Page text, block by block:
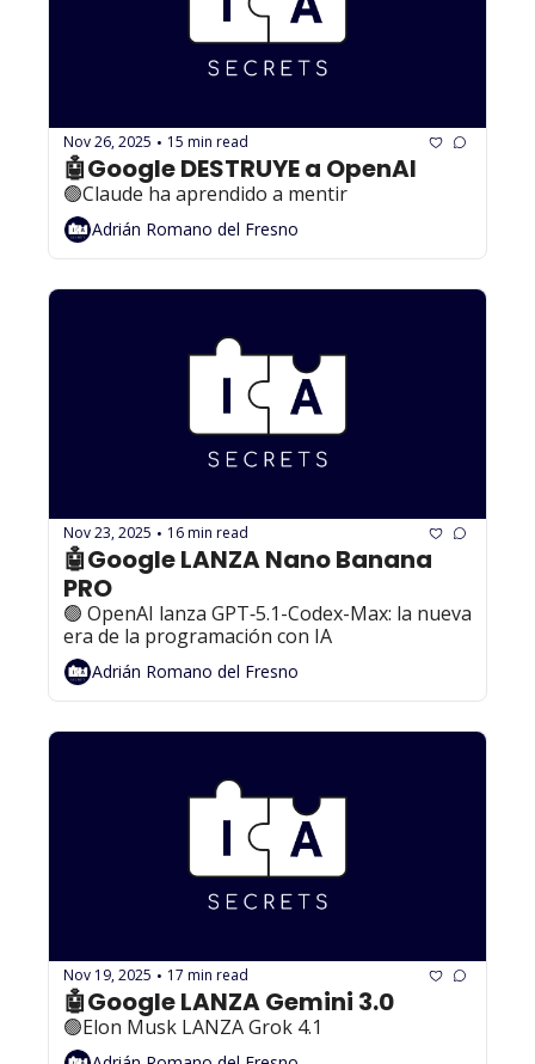
Nov 26, 2025 • 15 min read
🤖Google DESTRUYE a OpenAI
🟢Claude ha aprendido a mentir
Adrián Romano del Fresno
Nov 23, 2025 • 16 min read
🤖Google LANZA Nano Banana
PRO
🟢 OpenAI lanza GPT‐5.1-Codex-Max: la nueva
era de la programación con IA
Adrián Romano del Fresno
Nov 19, 2025 • 17 min read
🤖Google LANZA Gemini 3.0
🟢Elon Musk LANZA Grok 4.1